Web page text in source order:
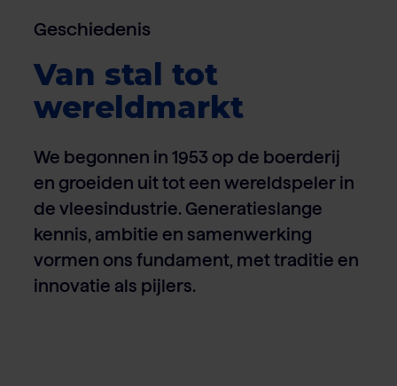
Geschiedenis
Van stal tot
wereldmarkt
We begonnen in 1953 op de boerderij
en groeiden uit tot een wereldspeler in
de vleesindustrie. Generatieslange
kennis, ambitie en samenwerking
vormen ons fundament, met traditie en
innovatie als pijlers.